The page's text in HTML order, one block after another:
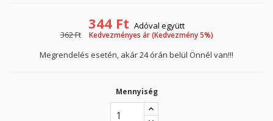
344 Ft Adóval együtt
362 Ft
Kedvezményes ár (Kedvezmény 5%)
Megrendelés esetén, akár 24 órán belül Önnél van!!!
Mennyiség